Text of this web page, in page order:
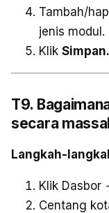
Tambah/
jenis modul.
Klik Simpan.
T9.
secara
Langkah-
Klik
Centang